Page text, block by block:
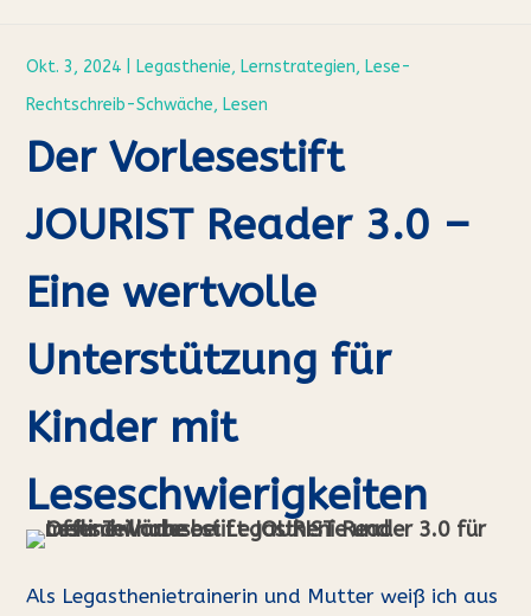
Okt. 3, 2024 Legasthenie, Lernstrategien, Lese-
Rechtschreib-Schwäche, Lesen
Der Vorlesestift
JOURIST Reader 3.0 –
Eine wertvolle
Unterstützung für
Kinder mit
Leseschwierigkeiten
Als Legasthenietrainerin und Mutter weiß ich aus